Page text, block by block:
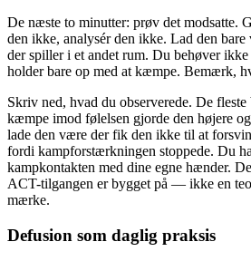
De næste to minutter: prøv det modsatte.
den ikke, analysér den ikke. Lad den
der spiller i et andet rum. Du behøver
holder bare op med at kæmpe. Bemærk,
Skriv ned, hvad du observerede. De
kæmpe imod følelsen gjorde den højere
lade den være der fik den ikke til at
fordi kampforstærkningen stoppede. Du
kampkontakten med dine egne hænder.
ACT-tilgangen er bygget på — ikke en
mærke.
Defusion som daglig praksis